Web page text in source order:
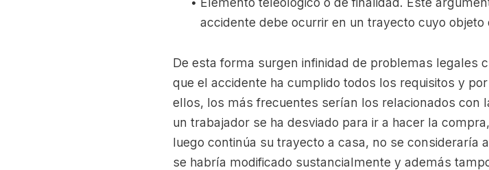
accidente debe ocurrir en un trayecto cuyo
De esta forma surgen infinidad de problemas legales
que el accidente ha cumplido todos los requisitos y por
ellos, los más frecuentes serían los relacionados con
un trabajador se ha desviado para ir a hacer la
luego continúa su trayecto a casa, no se consideraría
se habría modificado sustancialmente y además